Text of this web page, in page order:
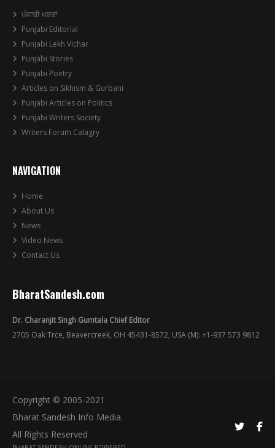
ਪੰਜਾਬੀ ਖਬਰਾਂ
Punjabi Editorial
Punjabi Lekh Vichar
Punjabi Stories
Punjabi Poetry
Articles on Sikhism & Gurbani
Punjabi Articles on Politics
Punjabi Writers Society
Writers Forum Calagry
NAVIGATION
Home
About Us
News
Video News
Contact Us
BharatSandesh.com
Dr. Charanjit Singh Gumtala Chief Editor
2705 Oak Trce, Beavercreek, OH 45431-8572, USA (M): +1-937 573 9812
Copyright © 2005-2021
Bharat Sandesh Info Media.
All Rights Reserved